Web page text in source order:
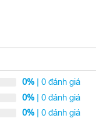
0%| 0 đánh giá
0%| 0 đánh giá
0%| 0 đánh giá